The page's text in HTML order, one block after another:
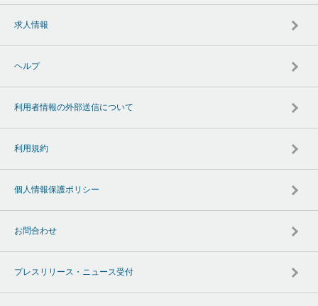
求人情報
ヘルプ
利用者情報の外部送信について
利用規約
個人情報保護ポリシー
お問合わせ
プレスリリース・ニュース受付